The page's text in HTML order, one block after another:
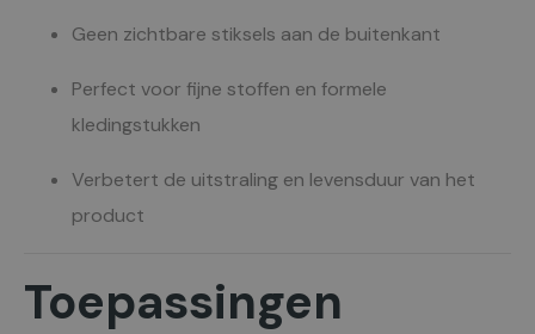
Geen zichtbare stiksels aan de buitenkant
Perfect voor fijne stoffen en formele
kledingstukken
Verbetert de uitstraling en levensduur van het
product
Toepassingen